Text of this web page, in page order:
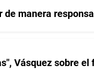
de manera
Vásquez sobre